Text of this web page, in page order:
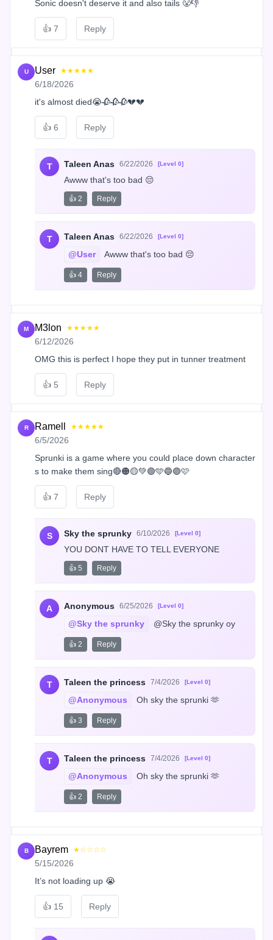
Sonic doesn't deserve it and also tails 😤👎
👍 7 Reply
U User ★★★★★
6/18/2026
it's almost died😭🥀🥀🥀💔💔
👍 6 Reply
T Taleen Anas 6/22/2026 [Level 0]
Awww that's too bad 😔
👍 2 Reply
T Taleen Anas 6/22/2026 [Level 0]
@User Awww that's too bad 😔
👍 4 Reply
M M3lon ★★★★★
6/12/2026
OMG this is perfect I hope they put in tunner treatment
👍 5 Reply
R Ramell ★★★★★
6/5/2026
Sprunki is a game where you could place down character
s to make them sing🔴🟠🟡💚🟢🩵🔵🟣🩷
👍 7 Reply
S Sky the sprunky 6/10/2026 [Level 0]
YOU DONT HAVE TO TELL EVERYONE
👍 5 Reply
A Anonymous 6/25/2026 [Level 0]
@Sky the sprunky @Sky the sprunky oy
👍 2 Reply
T Taleen the princess 7/4/2026 [Level 0]
@Anonymous Oh sky the sprunki 🫶
👍 3 Reply
T Taleen the princess 7/4/2026 [Level 0]
@Anonymous Oh sky the sprunki 🫶
👍 2 Reply
B Bayrem ★☆☆☆☆
5/15/2026
It’s not loading up 😭
👍 15 Reply